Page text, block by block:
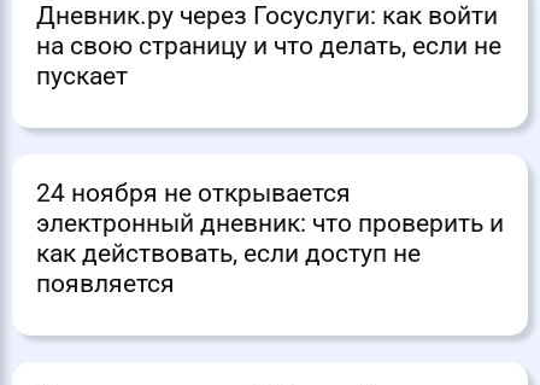
Дневник.ру через Госуслуги: как войти
на свою страницу и что делать, если не
пускает
24 ноября не открывается
электронный дневник: что проверить и
как действовать, если доступ не
появляется